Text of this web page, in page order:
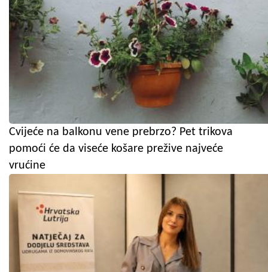
Cvijeće na balkonu vene prebrzo? Pet trikova
pomoći će da viseće košare prežive najveće
vrućine